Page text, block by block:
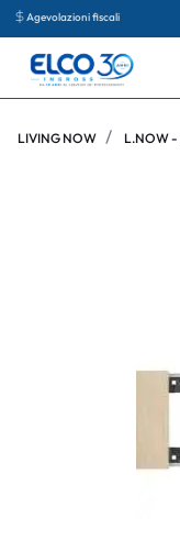
Agevolazioni fiscali
LIVING NOW L.NOW -